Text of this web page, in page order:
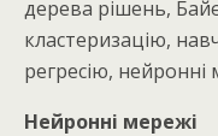
дерева рішень,
кластеризацію,
регресію, нейронні
Нейронні мережі